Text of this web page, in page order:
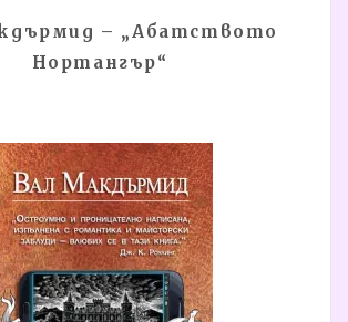
– „Абатството
Нортангър“